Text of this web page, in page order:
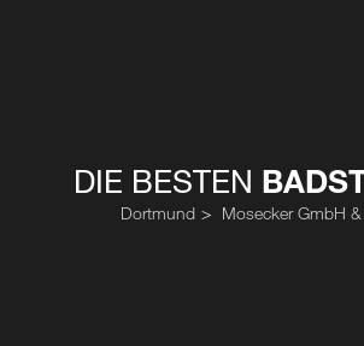
DIE BESTEN
Dortmund Mosecker GmbH